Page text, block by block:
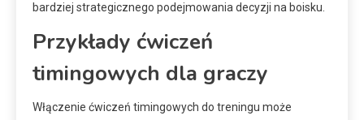
bardziej strategicznego podejmowania decyzji na boisku.
Przykłady ćwiczeń
timingowych dla graczy
Włączenie ćwiczeń timingowych do treningu może